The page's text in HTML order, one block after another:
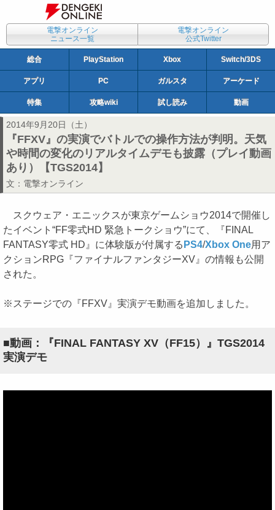
電撃オンライン
ニュース一覧
電撃オンライン
公式Twitter
総合 PlayStation Xbox Switch/3DS
アプリ PC ガルスタ アーケード
特集 攻略wiki 試し読み 動画
2014年9月20日（土）
『FFXV』の実演でバトルでの操作方法が判明。天気
や時間の変化のリアルタイムデモも披露（プレイ動画
あり）【TGS2014】
文： 電撃オンライン
スクウェア・エニックスが東京ゲームショウ2014で開催し
たイベント“FF零式HD 緊急トークショウ”にて、『FINAL
FANTASY零式 HD』に体験版が付属する PS4/Xbox One用ア
クションRPG『ファイナルファンタジーXV』の情報も公開
された。
※ステージでの『FFXV』実演デモ動画を追加しました。
■動画：『FINAL FANTASY XV（FF15）』TGS2014
実演デモ